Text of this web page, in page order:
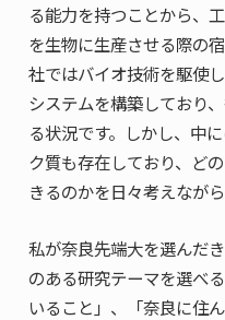
る能力を持つことから、
を生物に生産させる際の
社ではバイオ技術を駆使
システムを構築しており
る状況です。しかし、中
ク質も存在しており、ど
きるのかを日々考えなが
私が奈良先端大を選んだ
のある研究テーマを選べ
いること」、「奈良に住